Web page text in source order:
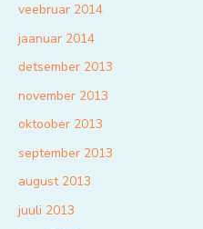
veebruar 2014
jaanuar 2014
detsember 2013
november 2013
oktoober 2013
september 2013
august 2013
juuli 2013